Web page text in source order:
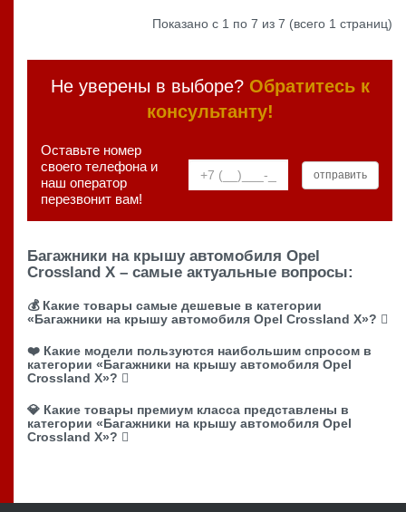
Показано с 1 по 7 из 7 (всего 1 страниц)
Не уверены в выборе? Обратитесь к
консультанту!
Оставьте номер
своего телефона и
наш оператор
перезвонит вам!
Багажники на крышу автомобиля Opel
Crossland X – самые актуальные вопросы:
💰 Какие товары самые дешевые в категории
«Багажники на крышу автомобиля Opel Crossland X»?
❤️ Какие модели пользуются наибольшим спросом в
категории «Багажники на крышу автомобиля Opel
Crossland X»?
💎 Какие товары премиум класса представлены в
категории «Багажники на крышу автомобиля Opel
Crossland X»?